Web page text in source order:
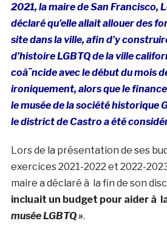
2021, la maire de San Francisco,
déclaré qu’elle allait allouer des
site dans la ville, afin d’y
d’histoire LGBTQ de la ville
coà¯ncide avec le début du mois
ironiquement, alors que le
le musée de la société historique
le district de Castro a été
Lors de la présentation de ses
exercices 2021-2022 et 2022-
maire a déclaré à la fin de son
incluait un budget pour aider à
musée LGBTQ ».